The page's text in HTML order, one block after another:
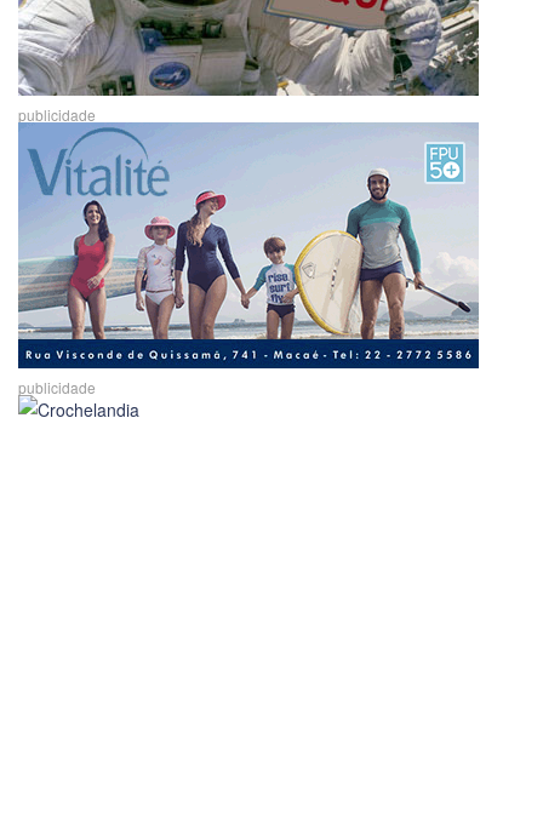
publicidade
publicidade